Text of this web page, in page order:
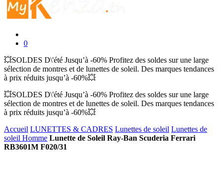
0
💥SOLDES D\'été Jusqu’à -60% Profitez des soldes sur une large
sélection de montres et de lunettes de soleil. Des marques tendances
à prix réduits jusqu’à -60%💥
💥SOLDES D\'été Jusqu’à -60% Profitez des soldes sur une large
sélection de montres et de lunettes de soleil. Des marques tendances
à prix réduits jusqu’à -60%💥
Accueil LUNETTES & CADRES Lunettes de soleil Lunettes de
soleil Homme Lunette de Soleil Ray-Ban Scuderia Ferrari
RB3601M F020/31